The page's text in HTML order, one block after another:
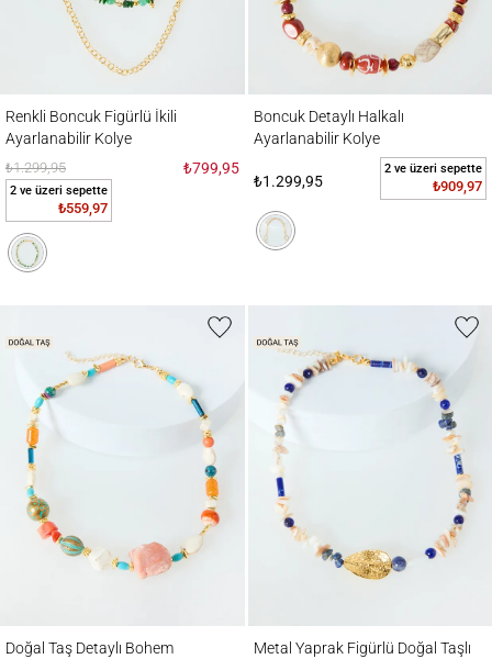
Renkli Boncuk Figürlü İkili
Ayarlanabilir Kolye
₺1.299,95 ₺799,95
2 ve üzeri sepette
₺559,97
Boncuk Detaylı Halkalı
Ayarlanabilir Kolye
₺1.299,95
2 ve üzeri sepette
₺909,97
Doğal Taş Detaylı Bohem
Metal Yaprak Figürlü Doğal Taşlı